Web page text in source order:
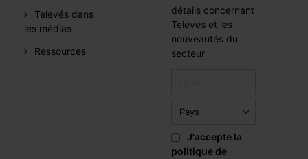
Televés dans
les médias
Ressources
détails concernant
Televes et les
nouveautés du
secteur
J'accepte la
politique de